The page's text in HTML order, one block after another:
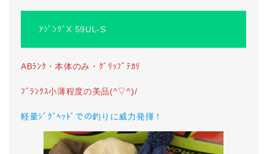
ｱｼﾞﾝｸﾞX 59UL-S
ABﾗﾝｸ・本体のみ・ｸﾞﾘｯﾌﾟﾃｶﾘ
ﾌﾞﾗﾝｸｽ小薄程度の美品(^▽^)/
軽量ｼﾞｸﾞﾍｯﾄﾞでの釣りに威力発揮！